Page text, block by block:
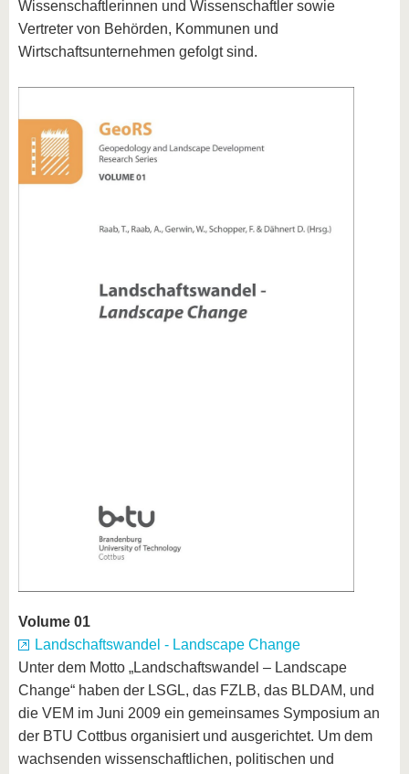
Wissenschaftlerinnen und Wissenschaftler sowie
Vertreter von Behörden, Kommunen und
Wirtschaftsunternehmen gefolgt sind.
Volume 01
Landschaftswandel - Landscape Change
Unter dem Motto „Landschaftswandel – Landscape
Change“ haben der LSGL, das FZLB, das BLDAM, und
die VEM im Juni 2009 ein gemeinsames Symposium an
der BTU Cottbus organisiert und ausgerichtet. Um dem
wachsenden wissenschaftlichen, politischen und